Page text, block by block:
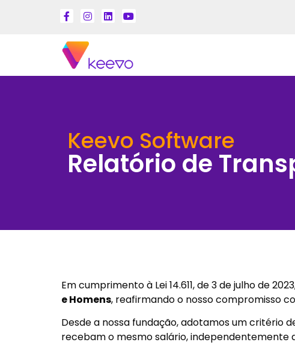
Keevo Software
Relatório de
Em cumprimento à Lei 14.611, de 3 de julho de
e Homens, reafirmando o nosso compromisso
Desde a nossa fundação, adotamos um critério
recebam o mesmo salário, independentemente